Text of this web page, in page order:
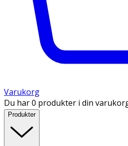
Varukorg
Du har 0 produkter i din
Produkter